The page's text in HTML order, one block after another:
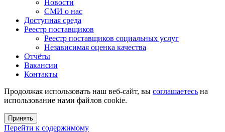
Новости
СМИ о нас
Доступная среда
Реестр поставщиков
Реестр поставщиков социальных услуг
Независимая оценка качества
Отчёты
Вакансии
Контакты
Продолжая использовать наш веб-сайт, вы соглашаетесь на
использование нами файлов cookie.
Принять
Перейти к содержимому